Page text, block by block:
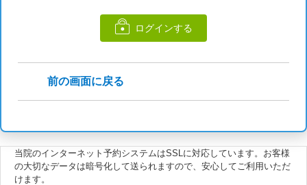
ログインする
前の画面に戻る
当院のインターネット予約システムはSSLに対応しています。お客様
の大切なデータは暗号化して送られますので、安心してご利用いただ
けます。